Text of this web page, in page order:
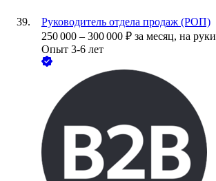
Руководитель отдела продаж (РОП)
250 000 – 300 000 ₽ за месяц, на руки
Опыт 3-6 лет